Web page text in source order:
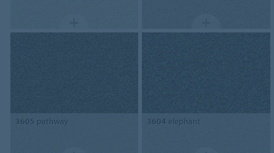
3605 pathway 3604 elephant